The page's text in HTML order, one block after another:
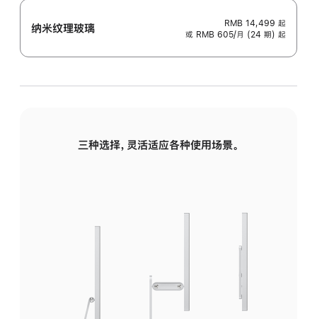
纳米纹理玻璃 RMB 14,499 起
或 RMB 605/月 (24 期) 起
三种选择，灵活适应各种使用场景。